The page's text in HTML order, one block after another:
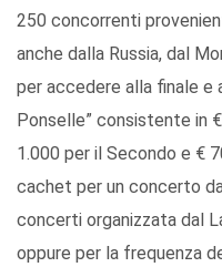
250 concorrenti
anche dalla Russia, dal
per accedere alla finale e
Ponselle” consistente in
1.000 per il Secondo e €
cachet per un concerto
concerti organizzata dal
oppure per la frequenza